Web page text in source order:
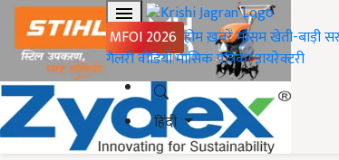
MFOI 2026 होमख़बरेंमौसमखेती-बाड़ी
गैलरीवीडियोमासिक पत्रिकाडायरेक्टरी
हिंदी